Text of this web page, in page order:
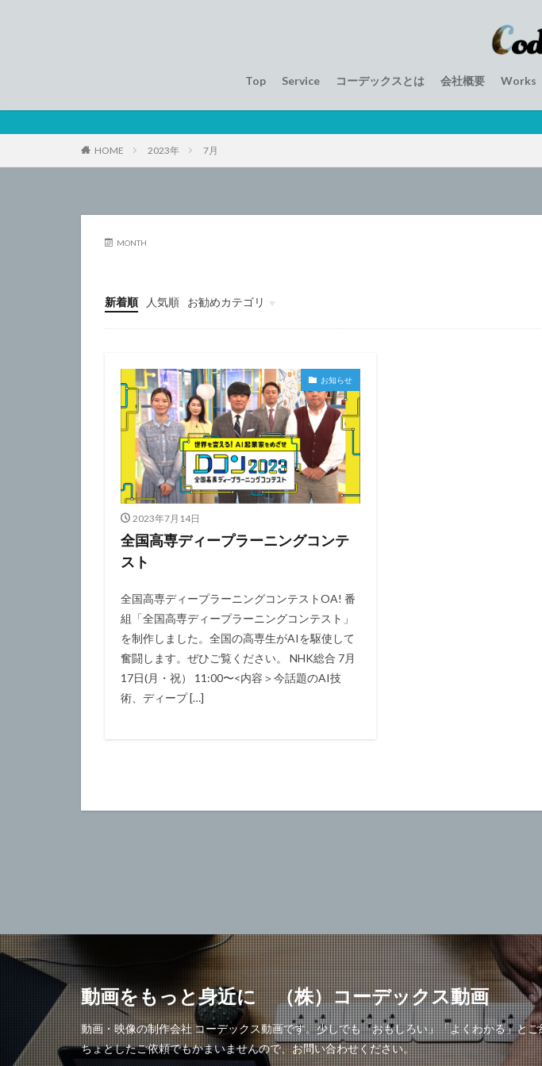
Top Service コーデックスとは 会社概要 Works
HOME 2023年 7月
MONTH
新着順 人気順
お勧めカテゴリ
Uncategorized
お知らせ
2023年7月14日
全国高専ディープラーニングコンテ
スト
全国高専ディープラーニングコンテストOA! 番
組「全国高専ディープラーニングコンテスト」
を制作しました。全国の高専生がAIを駆使して
奮闘します。ぜひご覧ください。 NHK総合 7月
17日(月・祝） 11:00〜<内容＞今話題のAI技
術、ディープ […]
動画をもっと身近に （株）コーデックス動画
動画・映像の制作会社 コーデックス動画です。少しでも「おもしろい」「よくわかる」と
ちょとしたご依頼でもかまいませんので、お問い合わせください。